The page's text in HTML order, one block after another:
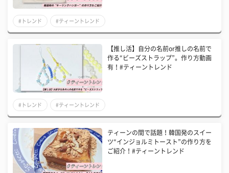
#トレンド #ティーントレンド
【推し活】自分の名前or推しの名前で
作る“ビーズストラップ”。作り方動画
有！#ティーントレンド
#トレンド #ティーントレンド
ティーンの間で話題！韓国発のスイー
ツ“インジョルミトースト”の作り方を
ご紹介！#ティーントレンド